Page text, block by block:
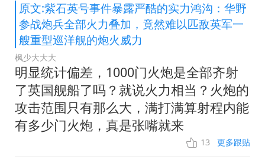
原文:紫石英号事件暴露严酷的实力鸿沟：华野
参战炮兵全部火力叠加，竟然难以匹敌英军一
艘重型巡洋舰的炮火威力
枫少大大大
明显统计偏差，1000门火炮是全部齐射
了英国舰船了吗？就说火力相当？火炮的
攻击范围只有那么大，满打满算射程内能
有多少门火炮，真是张嘴就来
13 更多跟贴